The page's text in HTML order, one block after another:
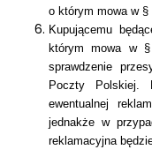
o którym mowa w
Kupującemu
którym mowa w
sprawdzenie
Poczty Polskiej.
ewentualnej
jednakże w
reklamacyjna